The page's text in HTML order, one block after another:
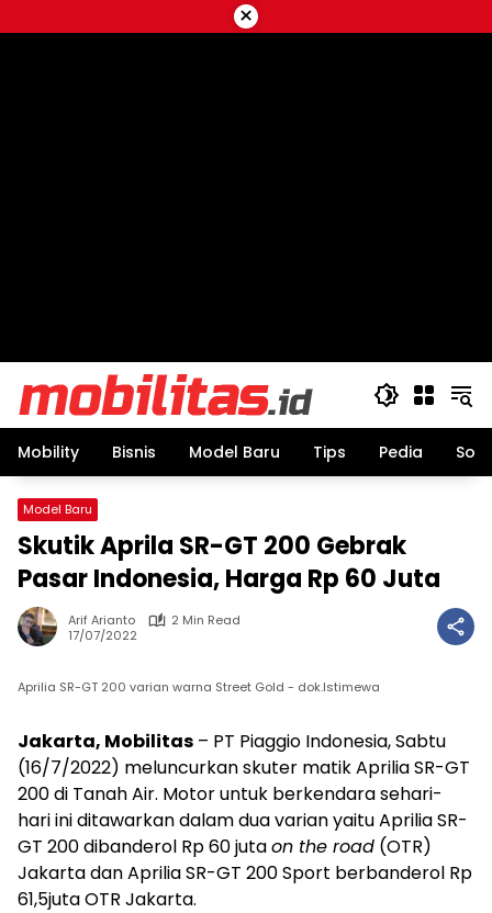
to
×
Mobility Bisnis Model Baru Tips Pedia
Model Baru
Skutik Aprila SR-GT 200 Gebrak
Pasar Indonesia, Harga Rp 60 Juta
Arif Arianto
2 Min Read
17/07/2022
Aprilia SR-GT 200 varian warna Street Gold - dok.Istimewa
Jakarta, Mobilitas – PT Piaggio Indonesia, Sabtu
(16/7/2022) meluncurkan skuter matik Aprilia SR-GT
200 di Tanah Air. Motor untuk berkendara sehari-
hari ini ditawarkan dalam dua varian yaitu Aprilia SR-
GT 200 dibanderol Rp 60 jutaon the road (OTR)
Jakarta dan Aprilia SR-GT 200 Sport berbanderol Rp
61,5juta OTR Jakarta.